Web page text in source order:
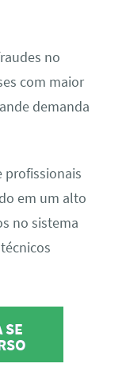
no
com maior
demanda
profissionais
em um alto
no sistema
SE